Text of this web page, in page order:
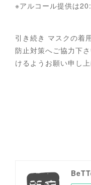
※アルコール提供は
引き続き マスクの着
防止対策へご協力下
けるようお願い申し上